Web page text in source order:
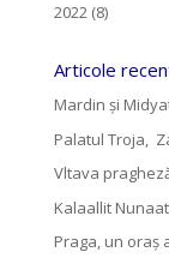
2022 (8)
Articole
Mardin și
Palatul Troja,
Vltava
Kalaallit
Praga, un oraș